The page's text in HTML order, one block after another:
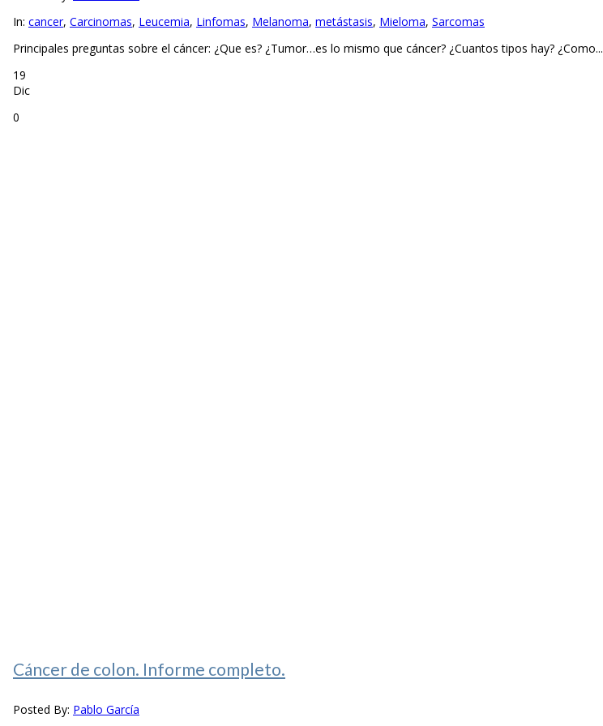
In: cancer, Carcinomas, Leucemia, Linfomas, Melanoma, metástasis, Mieloma, Sarcomas
Principales preguntas sobre el cáncer: ¿Que es? ¿Tumor…es lo mismo que cáncer? ¿Cuantos tipos hay? ¿Como...
19
Dic
0
Cáncer de colon. Informe completo.
Posted By: Pablo García